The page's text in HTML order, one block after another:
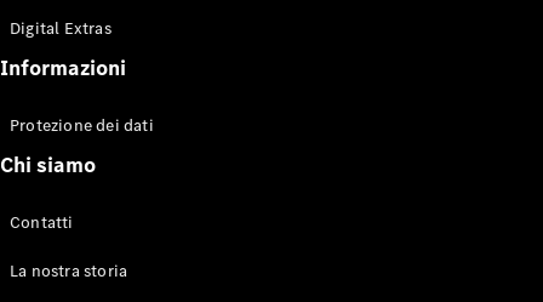
Mercedes-
Benz Store
Tutti i eVito
Digital Extras
Informazioni
Protezione dei dati
Chi siamo
Contatti
La nostra storia